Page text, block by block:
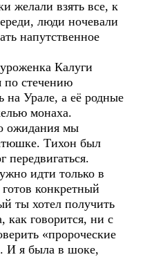
желали взять все, к
люди ночевали
напутственное
Калуги
по стечению
на Урале, а её родные
монаха.
ожидания мы
Тихон был
передвигаться.
идти только в
конкретный
ты хотел получить
как говорится, ни с
«пророческие
И я была в шоке,